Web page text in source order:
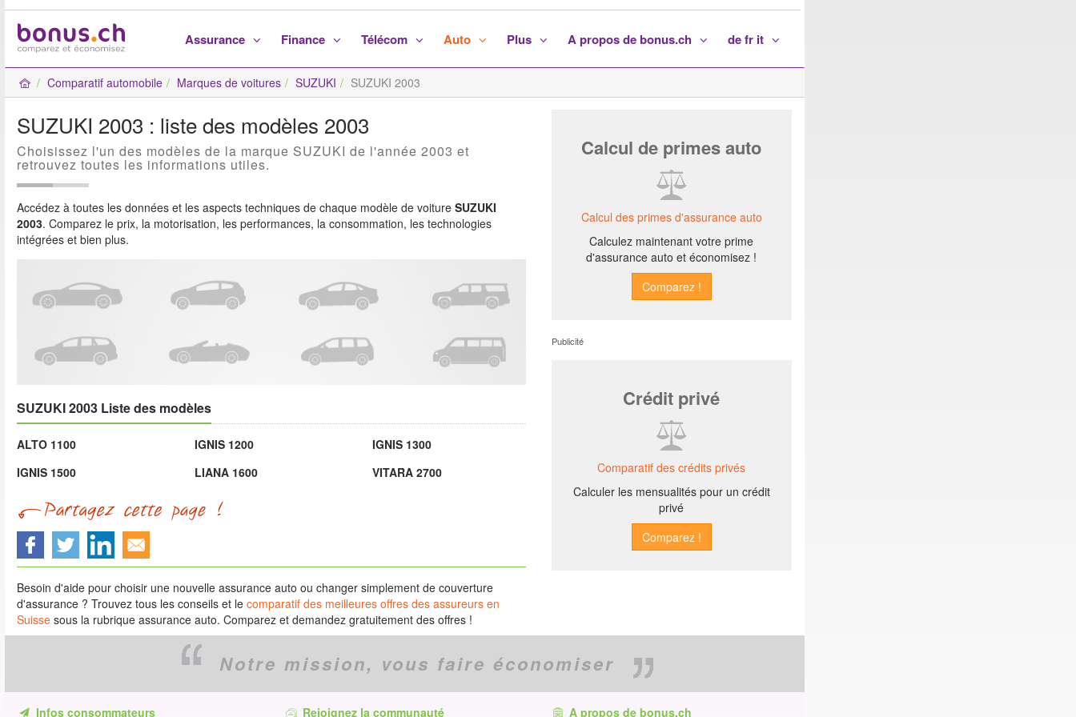
Assurance Finance Télécom Auto Plus A propos de bonus.ch de fr it
Comparatif automobile Marques de voitures SUZUKI SUZUKI 2003
SUZUKI 2003 : liste des modèles 2003
Choisissez l'un des modèles de la marque SUZUKI de l'année 2003 et
retrouvez toutes les informations utiles.
Accédez à toutes les données et les aspects techniques de chaque modèle de voiture SUZUKI
2003. Comparez le prix, la motorisation, les performances, la consommation, les technologies
intégrées et bien plus.
SUZUKI 2003 Liste des modèles
ALTO 1100 IGNIS 1200
IGNIS 1300
IGNIS 1500
LIANA 1600 VITARA 2700
Besoin d'aide pour choisir une nouvelle assurance auto ou changer simplement de couverture
d'assurance ? Trouvez tous les conseils et le comparatif des meilleures offres des assureurs en
Suisse sous la rubrique assurance auto. Comparez et demandez gratuitement des offres !
Calcul de primes auto
Calcul des primes d'assurance auto
Calculez maintenant votre prime
d'assurance auto et économisez !
Publicité
Crédit privé
Comparatif des crédits privés
Calculer les mensualités pour un crédit
privé
Notre mission, vous faire économiser
Infos consommateurs Rejoignez la communauté A propos de bonus.ch